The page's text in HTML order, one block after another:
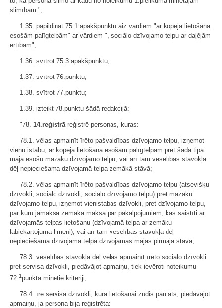
slimībām.";
1.35. papildināt 75.1.apakšpunktu aiz vārdiem "ar kopējā lietošanā
esošām palīgtelpām" ar vārdiem ", sociālo dzīvojamo telpu ar daļējām
ērtībām";
1.36. svītrot 75.3.apakšpunktu;
1.37. svītrot 76.punktu;
1.38. svītrot 77.punktu;
1.39. izteikt 78.punktu šādā redakcijā:
"78. 14.reģistrāreģistrē personas, kuras:
78.1. vēlas apmainīt īrēto pašvaldības dzīvojamo telpu, izņemot
vienu istabu, ar kopējā lietošanā esošām palīgtelpām pret šāda tipa
mājā esošu mazāku dzīvojamo telpu, vai arī tām veselības stāvokļa
dēļ nepieciešama dzīvojamā telpa zemākā stāvā;
78.2. vēlas apmainīt īrēto pašvaldības dzīvojamo telpu (atsevišķu
dzīvokli, sociālo dzīvokli, sociālo dzīvojamo telpu) pret mazāku
dzīvojamo telpu, izņemot vienistabas dzīvokli, pret dzīvojamo telpu,
par kuru jāmaksā zemāka maksa par pakalpojumiem, kas saistīti ar
dzīvojamās telpas lietošanu (dzīvojamā telpa ar zemāku
labiekārtojuma līmeni), vai arī tām veselības stāvokļa dēļ
nepieciešama dzīvojamā telpa dzīvojamās mājas pirmajā stāvā;
78.3. veselības stāvokļa dēļ vēlas apmainīt īrēto sociālo dzīvokli
pret servisa dzīvokli, piedāvājot apmaiņu, tiek ievēroti noteikumu
72.1punktā minētie kritēriji;
78.4. īrē servisa dzīvokli, kura lietošanai zudis pamats, piedāvājot
apmaiņu, ja persona bija reģistrēta: